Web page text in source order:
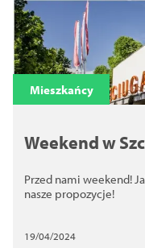
Mieszkańcy
Weekend w
Przed nami weekend!
nasze propozycje!
19/04/2024